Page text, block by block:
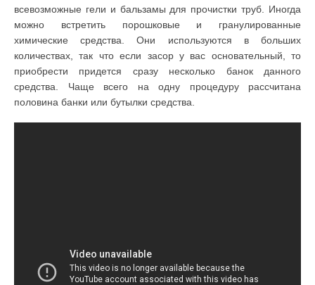
всевозможные гели и бальзамы для прочистки труб. Иногда
можно встретить порошковые и гранулированные
химические средства. Они используются в больших
количествах, так что если засор у вас основательный, то
приобрести придется сразу несколько банок данного
средства. Чаще всего на одну процедуру рассчитана
половина банки или бутылки средства.